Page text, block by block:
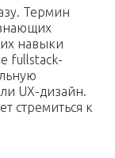
Термин
навыки
fullstack-
UX-дизайн.
стремиться к